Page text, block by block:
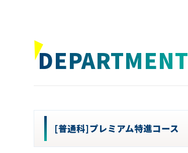
DEPARTMENT
[普通科]プレミアム特進コース